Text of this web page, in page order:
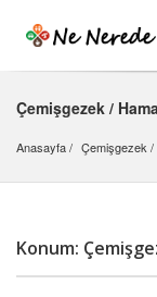
Çemişgezek /
Anasayfa Çemişgezek /
Konum: